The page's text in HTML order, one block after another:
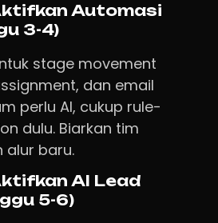
Automasi
3-4)
stage movement
dan email
perlu AI, cukup rule-
dulu. Biarkan tim
alur baru.
AI Lead
5-6)